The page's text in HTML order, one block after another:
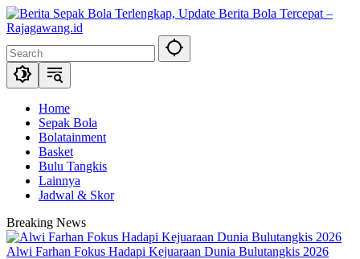
Skip
to
Home
Sepak Bola
Bolatainment
Basket
Bulu Tangkis
Lainnya
Jadwal & Skor
Breaking News
Alwi Farhan Fokus Hadapi Kejuaraan Dunia Bulutangkis 2026